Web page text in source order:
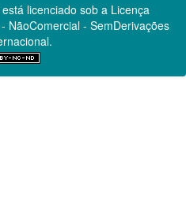
licenciado sob a Licença
NãoComercial - SemDerivações